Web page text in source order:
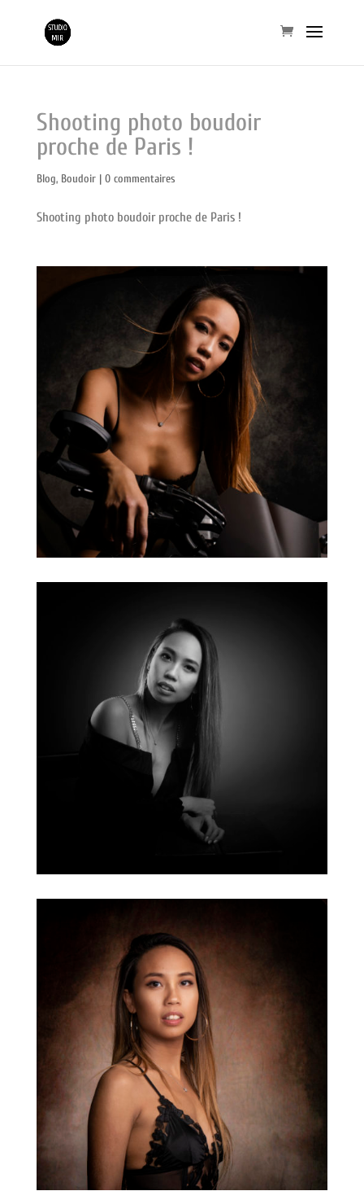
Shooting photo boudoir
proche de Paris !
Blog, Boudoir| 0 commentaires
Shooting photo boudoir proche de Paris !